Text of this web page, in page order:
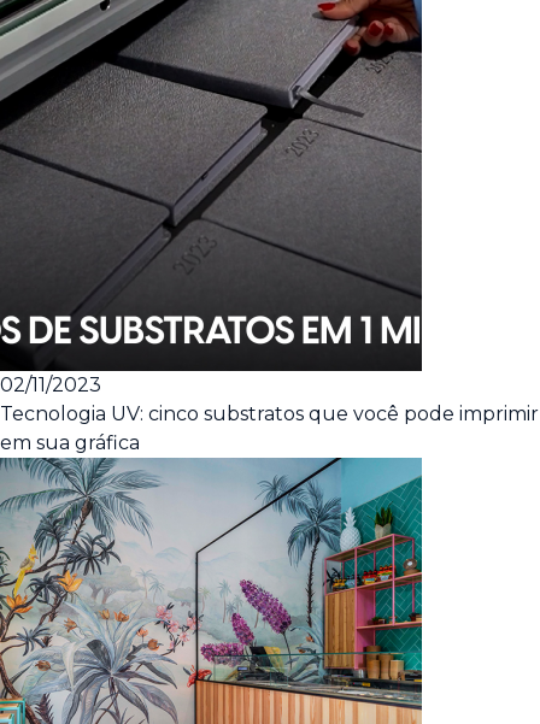
02/11/2023
Tecnologia UV: cinco substratos que você pode imprimir
em sua gráfica